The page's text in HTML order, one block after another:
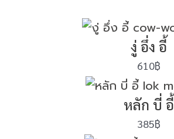
งู่ อึ่ง อี้
610฿
หลัก บี่ อี้
385฿